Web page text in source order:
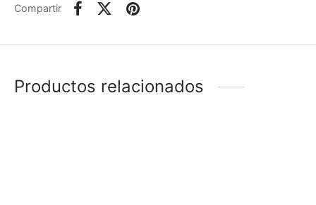
Compartir
Productos relacionados